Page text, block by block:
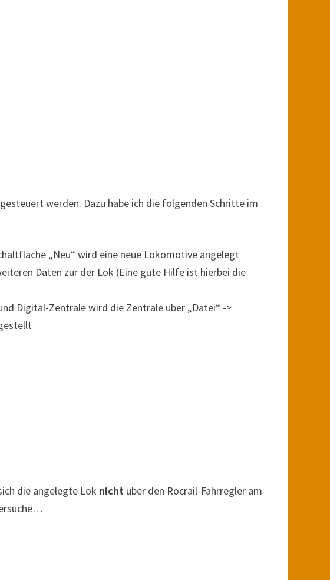
werden. Dazu habe ich die folgenden Schritte im
„Neu“ wird eine neue Lokomotive angelegt
Daten zur der Lok (Eine gute Hilfe ist hierbei die
Digital-Zentrale wird die Zentrale über „Datei“ ->
die angelegte Lok nicht über den Rocrail-Fahrregler am